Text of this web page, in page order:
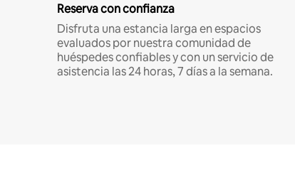
Reserva con confianza
Disfruta una estancia larga en espacios
evaluados por nuestra comunidad de
huéspedes confiables y con un servicio de
asistencia las 24 horas, 7 días a la semana.